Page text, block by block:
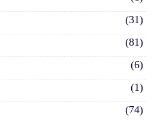
(31)
(81)
(6)
(1)
(74)